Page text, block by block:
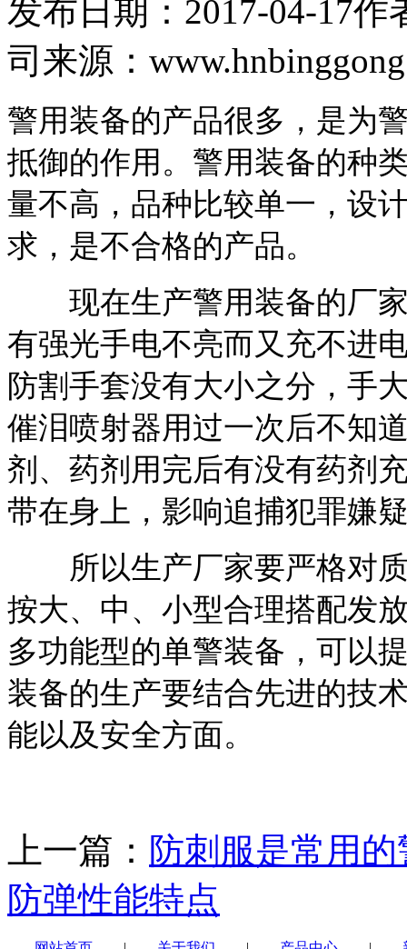
发布日期：2017-04-17作
司 来源：
警用装备的产品很多，是为
抵御的作用。警用装备的种
量不高，品种比较单一，设
求，是不合格的产品。
现在生产警用装备的厂家
有强光手电不亮而又充不进
防割手套没有大小之分，手
催泪喷射器用过一次后不知
剂、药剂用完后有没有药剂
带在身上，影响追捕犯罪嫌
所以生产厂家要严格对质
按大、中、小型合理搭配发
多功能型的单警装备，可以
装备的生产要结合先进的技
能以及安全方面。
上一篇： 防刺服是常用
防弹性能特点